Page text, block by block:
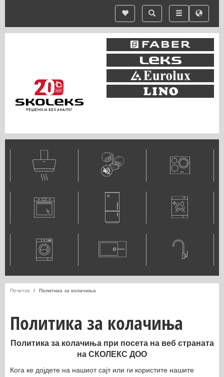
Почеток Политика за колачиња
Политика за колачиња
Политика за колачиња при посета на веб страната
на СКОЛЕКС ДОО
Кога ке дојдете на нашиот сајт или ги користите нашите